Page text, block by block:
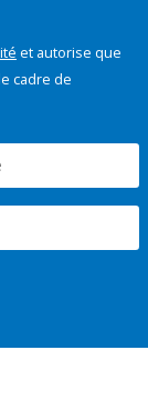
et autorise que
cadre de